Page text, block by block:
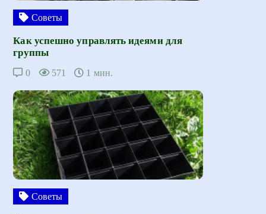
Советы
Как успешно управлять идеями для
группы
0 571 1 мин.
Советы